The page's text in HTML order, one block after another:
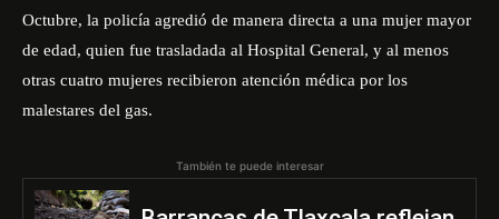
Octubre, la policía agredió de manera directa a una mujer mayor
de edad, quien fue trasladada al Hospital General, y al menos
otras cuatro mujeres recibieron atención médica por los
malestares del gas.
También te puede interesar